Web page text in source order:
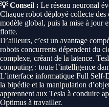
💡 Conseil : Le réseau neuronal
Chaque robot déployé collecte
modèle global, puis la mise à jour
flotte.
D’ailleurs, c’est un avantage
robots concurrents dépendent du
complexe, créant de la latence.
computing : toute l’intelligence
L’interface informatique Full Self-
la bipédie et la manipulation
apprennent aux Tesla à conduire
Optimus à travailler.